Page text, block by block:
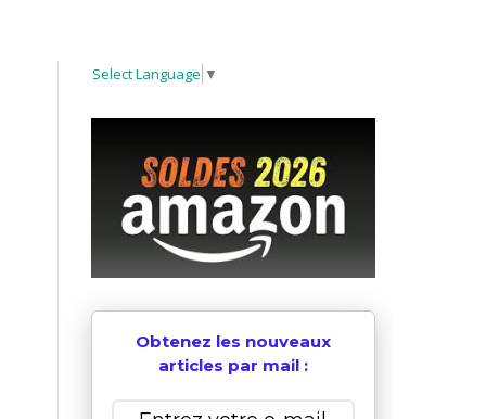
Select Language ▼
Obtenez les nouveaux
articles par mail :